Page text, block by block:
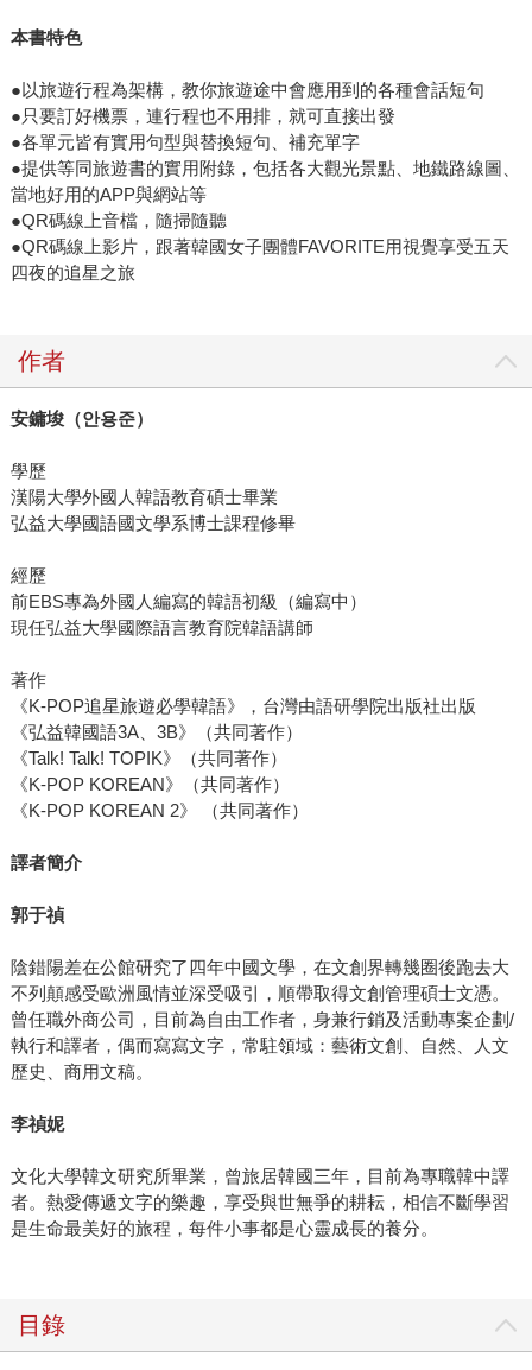
本書特色
●以旅遊行程為架構，教你旅遊途中會應用到的各種會話短句
●只要訂好機票，連行程也不用排，就可直接出發
●各單元皆有實用句型與替換短句、補充單字
●提供等同旅遊書的實用附錄，包括各大觀光景點、地鐵路線圖、
當地好用的APP與網站等
●QR碼線上音檔，隨掃隨聽
●QR碼線上影片，跟著韓國女子團體FAVORITE用視覺享受五天
四夜的追星之旅
作者
安鏞埈（안용준）
學歷
漢陽大學外國人韓語教育碩士畢業
弘益大學國語國文學系博士課程修畢
經歷
前EBS專為外國人編寫的韓語初級（編寫中）
現任弘益大學國際語言教育院韓語講師
著作
《K-POP追星旅遊必學韓語》，台灣由語研學院出版社出版
《弘益韓國語3A、3B》（共同著作）
《Talk! Talk! TOPIK》（共同著作）
《K-POP KOREAN》（共同著作）
《K-POP KOREAN 2》 （共同著作）
譯者簡介
郭于禎
陰錯陽差在公館研究了四年中國文學，在文創界轉幾圈後跑去大
不列顛感受歐洲風情並深受吸引，順帶取得文創管理碩士文憑。
曾任職外商公司，目前為自由工作者，身兼行銷及活動專案企劃/
執行和譯者，偶而寫寫文字，常駐領域：藝術文創、自然、人文
歷史、商用文稿。
李禎妮
文化大學韓文研究所畢業，曾旅居韓國三年，目前為專職韓中譯
者。熱愛傳遞文字的樂趣，享受與世無爭的耕耘，相信不斷學習
是生命最美好的旅程，每件小事都是心靈成長的養分。
目錄